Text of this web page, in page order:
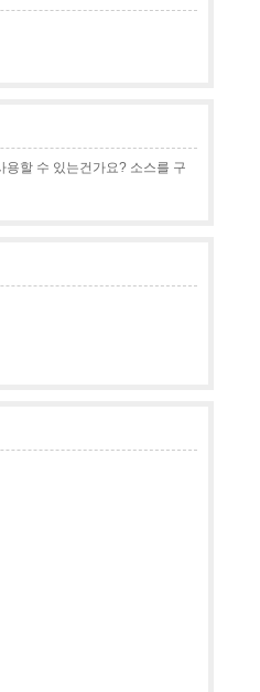
용할 수 있는건가요? 소스를 구